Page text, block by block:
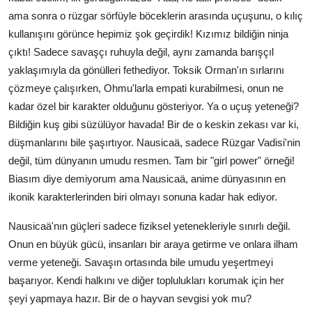
ama sonra o rüzgar sörfüyle böceklerin arasında uçuşunu, o kılıç
kullanışını görünce hepimiz şok geçirdik! Kızımız bildiğin ninja
çıktı! Sadece savaşçı ruhuyla değil, aynı zamanda barışçıl
yaklaşımıyla da gönülleri fethediyor. Toksik Orman'ın sırlarını
çözmeye çalışırken, Ohmu'larla empati kurabilmesi, onun ne
kadar özel bir karakter olduğunu gösteriyor. Ya o uçuş yeteneği?
Bildiğin kuş gibi süzülüyor havada! Bir de o keskin zekası var ki,
düşmanlarını bile şaşırtıyor. Nausicaä, sadece Rüzgar Vadisi'nin
değil, tüm dünyanın umudu resmen. Tam bir "girl power" örneği!
Biasım diye demiyorum ama Nausicaä, anime dünyasının en
ikonik karakterlerinden biri olmayı sonuna kadar hak ediyor.
Nausicaä'nın güçleri sadece fiziksel yetenekleriyle sınırlı değil.
Onun en büyük gücü, insanları bir araya getirme ve onlara ilham
verme yeteneği. Savaşın ortasında bile umudu yeşertmeyi
başarıyor. Kendi halkını ve diğer toplulukları korumak için her
şeyi yapmaya hazır. Bir de o hayvan sevgisi yok mu?